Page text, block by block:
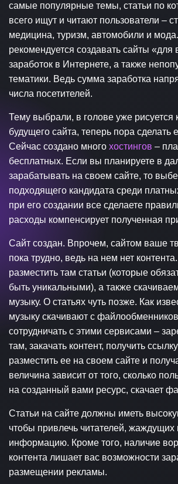
самые популярные темы, статьи по
всего ищут и читают пользователи –
медицина, туризм, автомобили и
рекомендуется создавать сайты «для
заработок в Интернете, а также
тематики. Ведь сумма заработка
числа посетителей.
Тему выбрали, в голове уже рисуется
будущего сайта, теперь пора сделать
Сейчас создано много хостингов –
бесплатных. Если вы планируете в
зарабатывать на своем сайте, то
подходящего кандидата среди
при его создании все сделаете
расходы компенсирует полученная
Сайт создан. Впрочем, сайтом ваше
пока трудно, ведь на нем нет
разместить там статьи (которые
быть уникальными), а также
музыку. О статьях чуть позже. Как
музыку скачивают с
сотрудничать с этими сервисами –
там, закачать контент, получить
разместить ее на своем сайте и
величина зависит от того, сколько
на созданный вами ресурс, скачает
Статьи на сайте должны иметь
чтобы привлечь читателей, жаждущих
информацию. Кроме того, наличие
контента лишает вас возможности
размещении рекламы.